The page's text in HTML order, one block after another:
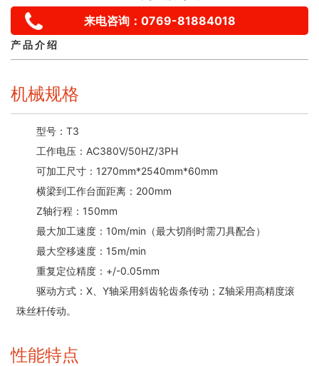
来电咨询：0769-81884018
产 品 介 绍
机械规格
型号：T3
工作电压：AC380V/50HZ/3PH
可加工尺寸：1270mm*2540mm*60mm
横梁到工作台面距离：200mm
Z轴行程：150mm
最大加工速度：10m/min（最大切削时需刀具配合）
最大空移速度：15m/min
重复定位精度：+/-0.05mm
驱动方式：X、Y轴采用斜齿轮齿条传动；Z轴采用高精度滚
珠丝杆传动。
性能特点